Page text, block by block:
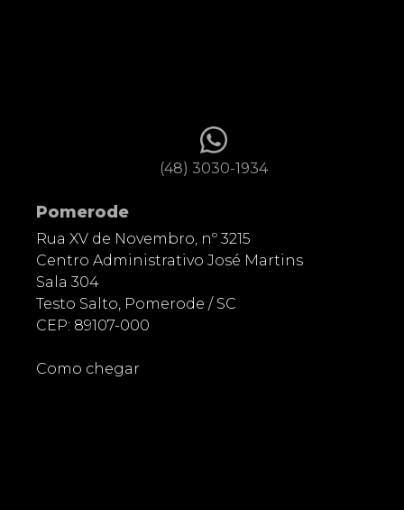
(48) 3030-1934
Pomerode
Rua XV de Novembro, nº 3215
Centro Administrativo José Martins
Sala 304
Testo Salto, Pomerode / SC
CEP: 89107-000
Como chegar